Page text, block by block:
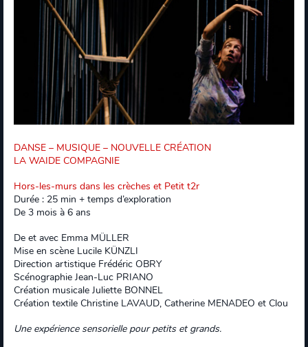
DANSE – MUSIQUE – NOUVELLE CRÉATION
LA WAIDE COMPAGNIE
Hors-les-murs dans les crèches et Petit t2r
Durée : 25 min + temps d’exploration
De 3 mois à 6 ans
De et avec Emma MÜLLER
Mise en scène Lucile KÜNZLI
Direction artistique Frédéric OBRY
Scénographie Jean-Luc PRIANO
Création musicale Juliette BONNEL
Création textile Christine LAVAUD, Catherine MENADEO et Clou
Une expérience sensorielle pour petits et grands.